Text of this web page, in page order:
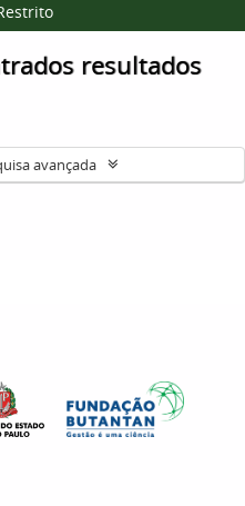
resultados
avançada